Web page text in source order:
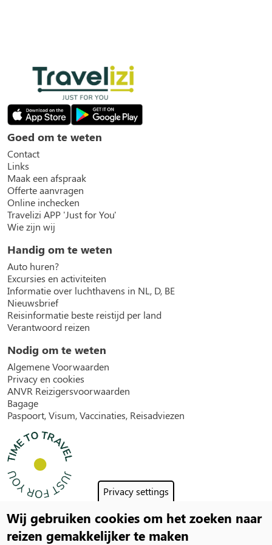
Privacy settings
Wij gebruiken cookies om het zoeken naar
reizen gemakkelijker te maken
Goed om te weten
Contact
Links
Maak een afspraak
Offerte aanvragen
Online inchecken
Travelizi APP 'Just for You'
Wie zijn wij
Handig om te weten
Auto huren?
Excursies en activiteiten
Informatie over luchthavens in NL, D, BE
Nieuwsbrief
Reisinformatie beste reistijd per land
Verantwoord reizen
Nodig om te weten
Algemene Voorwaarden
Privacy en cookies
ANVR Reizigersvoorwaarden
Bagage
Paspoort, Visum, Vaccinaties, Reisadviezen
Social